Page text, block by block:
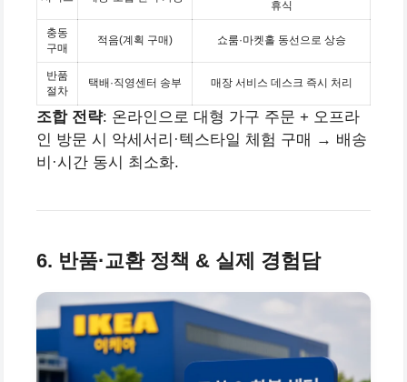
휴식
충동
구매
적음(계획 구매) 쇼룸·마켓홀 동선으로 상승
반품
절차
택배·직영센터 송부 매장 서비스 데스크 즉시 처리
조합 전략: 온라인으로 대형 가구 주문 + 오프라
인 방문 시 악세서리·텍스타일 체험 구매 → 배송
비·시간 동시 최소화.
6. 반품·교환 정책 & 실제 경험담